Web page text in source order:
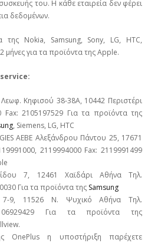
του. Η κάθε εταιρεία δεν φέρει
δεδομένων.
Nokia, Samsung, Sony, LG, HTC,
μήνες για τα προϊόντα της Apple.
Λεωφ. Κηφισού 38-38Α, 10442 Περιστέρι
2105197529 Για τα προϊόντα της
, Siemens, LG, HTC
ΑΕΒΕ Αλεξάνδρου Πάντου 25, 17671
2119994000 Fax: 2119991499
7, 12461 Χαϊδάρι Αθήνα Τηλ.
Για τα προϊόντα της Samsung
7-9, 11526 Ν. Ψυχικό Αθήνα Τηλ.
Για τα προϊόντα της
OnePlus η υποστήριξη παρέχετε